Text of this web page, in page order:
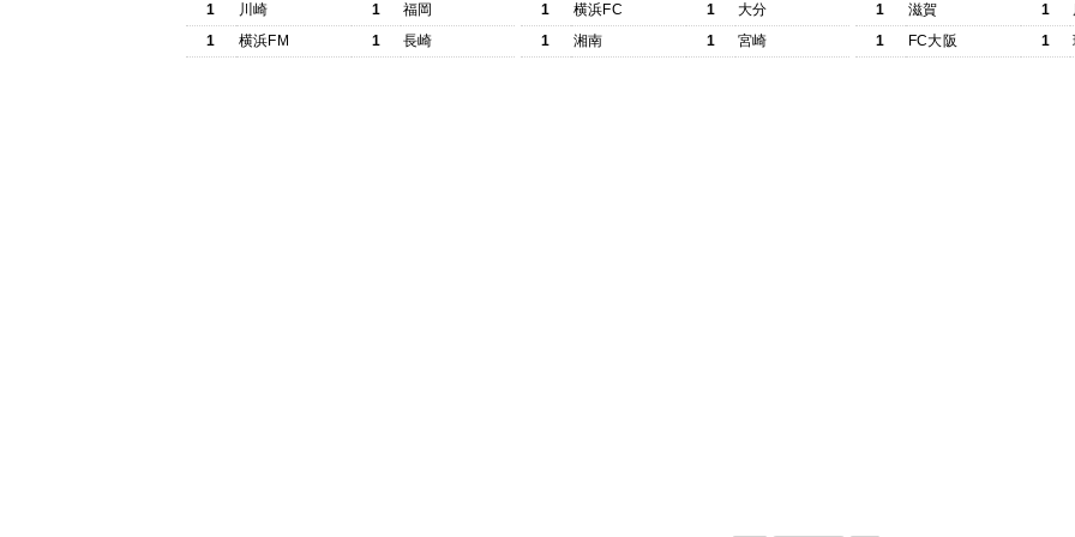
1
川崎 1
福岡
1
横浜FM 1 長崎
1
横浜FC 1
大分
1
湘南 1 宮崎
1
滋賀 1
1
FC大阪 1